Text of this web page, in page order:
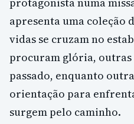
apresenta uma coleção
vidas se cruzam no
procuram glória, outras
passado, enquanto
orientação para
surgem pelo caminho.